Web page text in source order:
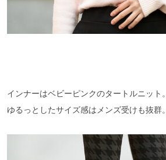
インナーはベビーピンクのタートルニット。
ゆるっとしたサイズ感はメンズ受けも抜群。